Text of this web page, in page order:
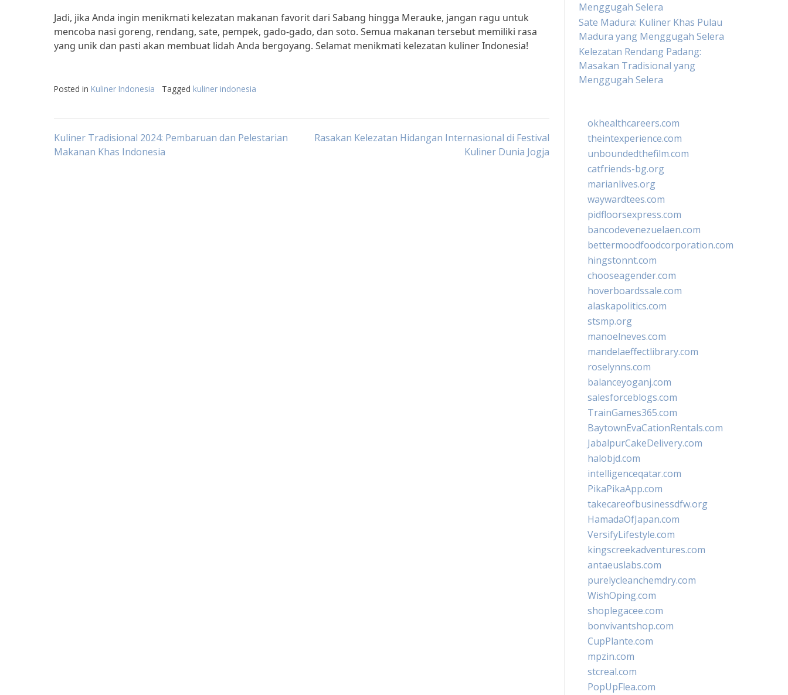
Jadi, jika Anda ingin menikmati kelezatan makanan favorit dari Sabang hingga Merauke, jangan ragu untuk
mencoba nasi goreng, rendang, sate, pempek, gado-gado, dan soto. Semua makanan tersebut memiliki rasa
yang unik dan pasti akan membuat lidah Anda bergoyang. Selamat menikmati kelezatan kuliner Indonesia!
Posted in Kuliner Indonesia Tagged kuliner indonesia
Post
Kuliner Tradisional 2024: Pembaruan dan Pelestarian
Makanan Khas Indonesia
Rasakan Kelezatan Hidangan Internasional di Festival
Kuliner Dunia Jogja
Menggugah Selera
Sate Madura: Kuliner Khas Pulau
Madura yang Menggugah Selera
Kelezatan Rendang Padang:
Masakan Tradisional yang
Menggugah Selera
okhealthcareers.com
theintexperience.com
unboundedthefilm.com
catfriends-bg.org
marianlives.org
waywardtees.com
pidfloorsexpress.com
bancodevenezuelaen.com
bettermoodfoodcorporation.com
hingstonnt.com
chooseagender.com
hoverboardssale.com
alaskapolitics.com
stsmp.org
manoelneves.com
mandelaeffectlibrary.com
roselynns.com
balanceyoganj.com
salesforceblogs.com
TrainGames365.com
BaytownEvaCationRentals.com
JabalpurCakeDelivery.com
halobjd.com
intelligenceqatar.com
PikaPikaApp.com
takecareofbusinessdfw.org
HamadaOfJapan.com
VersifyLifestyle.com
kingscreekadventures.com
antaeuslabs.com
purelycleanchemdry.com
WishOping.com
shoplegacee.com
bonvivantshop.com
CupPlante.com
mpzin.com
stcreal.com
PopUpFlea.com